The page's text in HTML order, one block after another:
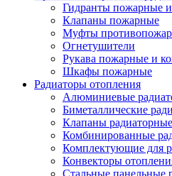
Гидранты пожарные
Клапаны пожарные
Муфты
Огнетушители
Рукава пожарные и
Шкафы пожарные
Радиаторы отопления
Алюминиевые
Биметаллические
Клапаны
Комбинированные
Комплектующие для
Конвекторы
Стальные панельные